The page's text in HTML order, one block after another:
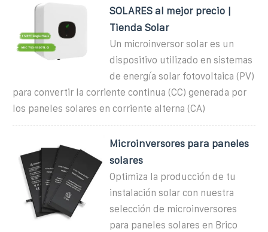
SOLARES al mejor precio |
Tienda Solar
Un microinversor solar es un
dispositivo utilizado en sistemas
de energía solar fotovoltaica (PV)
para convertir la corriente continua (CC) generada por
los paneles solares en corriente alterna (CA)
Microinversores para paneles
solares
Optimiza la producción de tu
instalación solar con nuestra
selección de microinversores
para paneles solares en Brico